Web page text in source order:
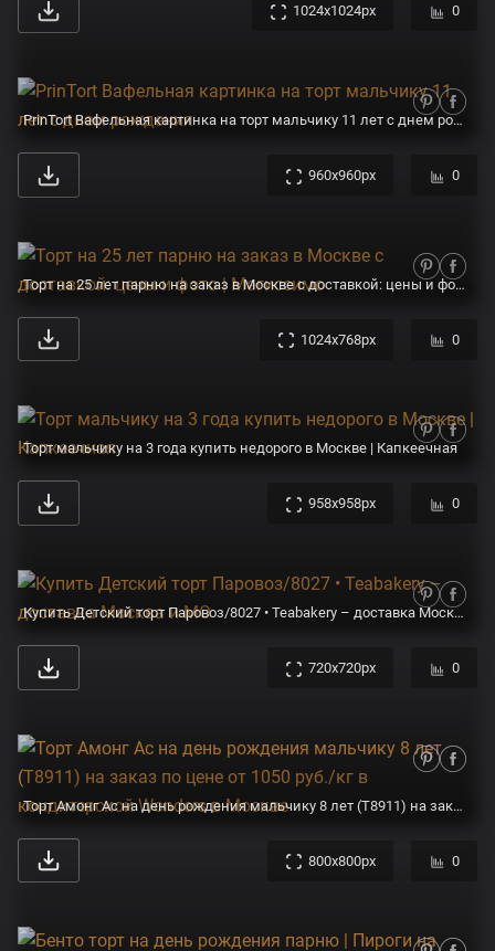
1024x1024px 0
PrinTort Вафельная картинка на торт мальчику 11 лет с днем рождения
960x960px 0
Торт на 25 лет парню на заказ в Москве с доставкой: цены и фото | Магиссимо
1024x768px 0
Торт мальчику на 3 года купить недорого в Москве | Капкеечная
958x958px 0
Купить Детский торт Паровоз/8027 • Teabakery – доставка Москва и МО
720x720px 0
Торт Амонг Ас на день рождения мальчику 8 лет (T8911) на заказ по цене от 1050 руб./кг в кондитерской Wonders в Москве
800x800px 0